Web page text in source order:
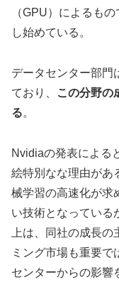
（GPU）によるも
し始めている。
データセンター部門
ており、
この分野の
る。
Nvidiaの発表による
絵特別なな理由があ
械学習の高速化が求
い技術となっている
上は、同社の成長
ミング市場も重要で
センターからの影響